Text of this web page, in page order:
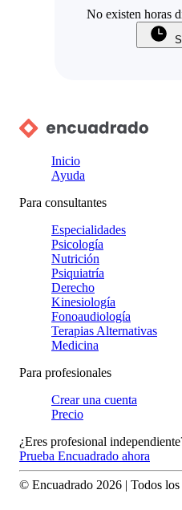
No existen horas
Inicio
Ayuda
Para consultantes
Especialidades
Psicología
Nutrición
Psiquiatría
Derecho
Kinesiología
Fonoaudiología
Terapias Alternativas
Medicina
Para profesionales
Crear una cuenta
Precio
¿Eres profesional
Prueba Encuadrado ahora
© Encuadrado 2026 | Todos